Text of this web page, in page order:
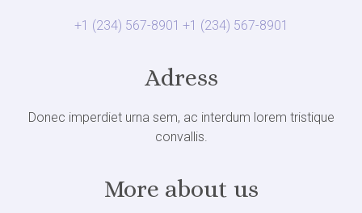
+1 (234) 567-8901 +1 (234) 567-8901
Adress
Donec imperdiet urna sem, ac interdum lorem tristique
convallis.
More about us